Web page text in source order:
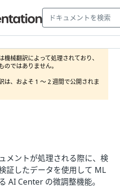
機械翻訳によって処理されており、
ではありません。
は、およそ 1 ～ 2 週間で公開されま
メントが処理される際に、検
証したデータを使用して ML
AI Center の微調整機能。